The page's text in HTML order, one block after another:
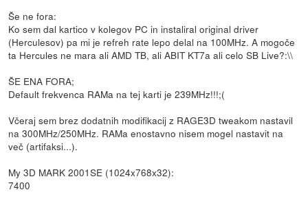
Še ne fora:
Ko sem dal kartico v kolegov PC in instaliral original driver
(Herculesov) pa mi je refreh rate lepo delal na 100MHz. A mogoče
ta Hercules ne mara ali AMD TB, ali ABIT KT7a ali celo SB Live?:\\
ŠE ENA FORA;
Default frekvenca RAMa na tej karti je 239MHz!!!;(
Včeraj sem brez dodatnih modifikacij z RAGE3D tweakom nastavil
na 300MHz/250MHz. RAMa enostavno nisem mogel nastavit na
več (artifaksi...).
My 3D MARK 2001SE (1024x768x32):
7400